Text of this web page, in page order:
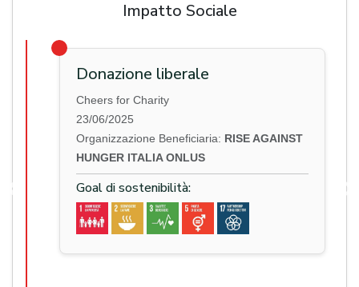
Impatto Sociale
Donazione liberale
Cheers for Charity
23/06/2025
Organizzazione Beneficiaria: RISE AGAINST
HUNGER ITALIA ONLUS
Goal di sostenibilità: